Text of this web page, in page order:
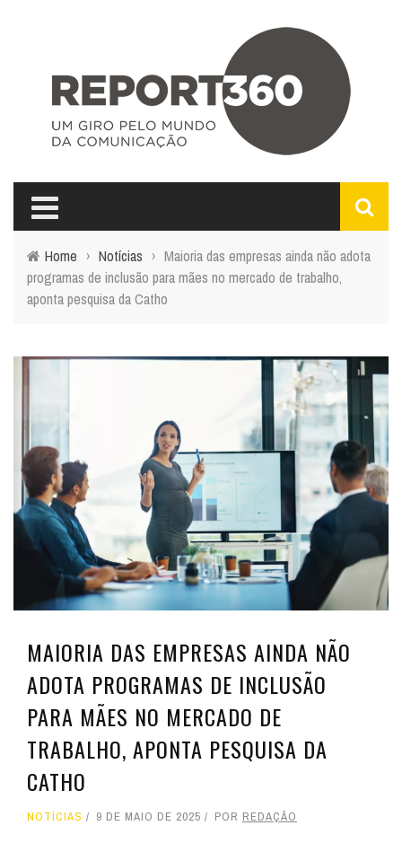
Home › Notícias › Maioria das empresas ainda não adota
programas de inclusão para mães no mercado de trabalho,
aponta pesquisa da Catho
MAIORIA DAS EMPRESAS AINDA NÃO
ADOTA PROGRAMAS DE INCLUSÃO
PARA MÃES NO MERCADO DE
TRABALHO, APONTA PESQUISA DA
CATHO
NOTÍCIAS 9 DE MAIO DE 2025 POR REDAÇÃO